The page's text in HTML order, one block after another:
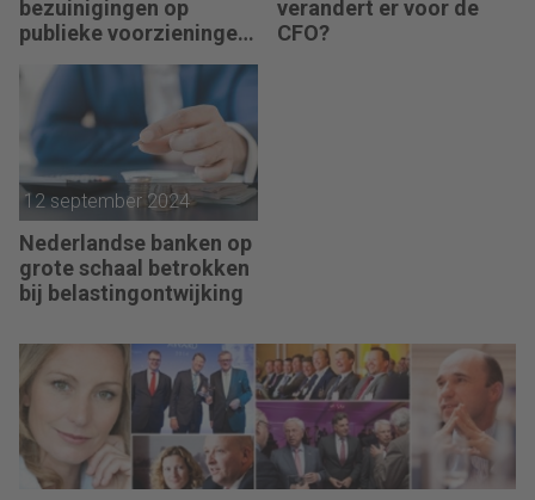
bezuinigingen op
publieke voorzieningen,
verandert er voor de
CFO?
12 september 2024
Nederlandse banken op
grote schaal betrokken
bij belastingontwijking